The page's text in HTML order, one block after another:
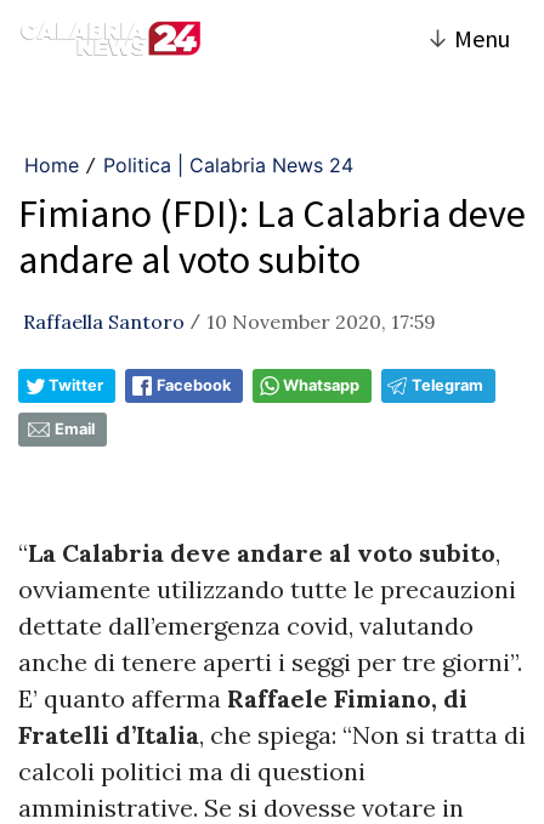
↓ Menu
Home / Politica | Calabria News 24
Fimiano (FDI): La Calabria deve
andare al voto subito
Raffaella Santoro / 10 November 2020, 17:59
Twitter Facebook Whatsapp Telegram
Email
“La Calabria deve andare al voto subito,
ovviamente utilizzando tutte le precauzioni
dettate dall’emergenza covid, valutando
anche di tenere aperti i seggi per tre giorni”.
E’ quanto afferma Raffaele Fimiano, di
Fratelli d’Italia, che spiega: “Non si tratta di
calcoli politici ma di questioni
amministrative. Se si dovesse votare in